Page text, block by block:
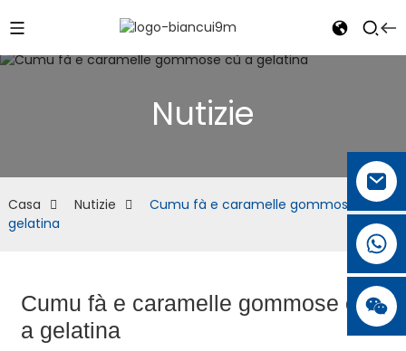
Nutizie
Casa Nutizie
Cumu fà e caramelle gommose cù a
gelatina
Cumu fà e caramelle gommose cù
a gelatina